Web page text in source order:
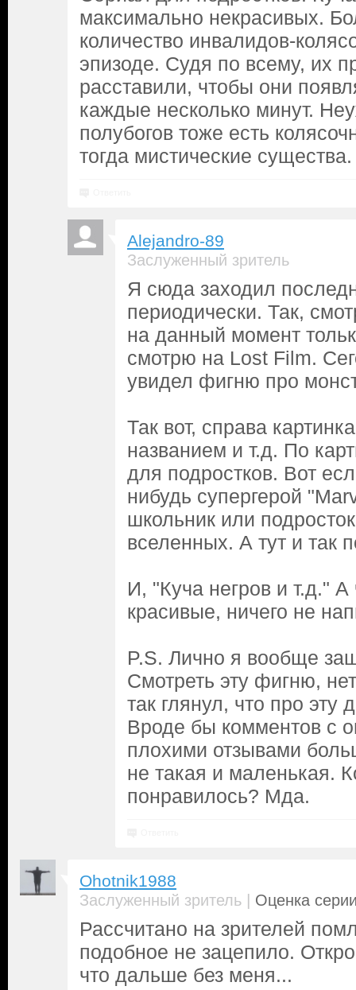
максимально некрасивых.
количество инвалидов-
эпизоде. Судя по всему, их
расставили, чтобы они
каждые несколько минут.
полубогов тоже есть
тогда мистические существа.
Alejandro-89
Заслуженный зритель
Я сюда заходил
периодически. Так,
на данный момент
смотрю на Lost Film.
увидел фигню про
Так вот, справа
названием и т.д. По
для подростков. Вот
нибудь супергерой
школьник или
вселенных. А тут и так
И, "Куча негров и т.д."
красивые, ничего не
P.S. Лично я вообще
Смотреть эту фигню,
так глянул, что про эту
Вроде бы комментов с
плохими отзывами
не такая и маленькая.
понравилось? Мда.
Ohotnik1988
Заслуженный зритель | Оценка
Рассчитано на зрителей
подобное не зацепило.
что дальше без меня...